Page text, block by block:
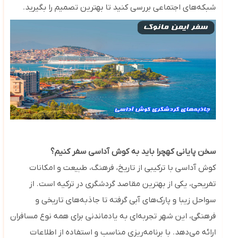
شبکه‌های اجتماعی بررسی کنید تا بهترین تصمیم‌ را بگیرید.
سخن پایانی کهچرا باید به کوش آداسی سفر کنیم؟
کوش آداسی با ترکیبی از تاریخ، فرهنگ، طبیعت و امکانات
تفریحی، یکی از بهترین مقاصد گردشگری در ترکیه است. از
سواحل زیبا و پارک‌های آبی گرفته تا جاذبه‌های تاریخی و
فرهنگی، این شهر تجربه‌ای به یادماندنی برای همه نوع مسافران
ارائه می‌دهد. با برنامه‌ریزی مناسب و استفاده از اطلاعات